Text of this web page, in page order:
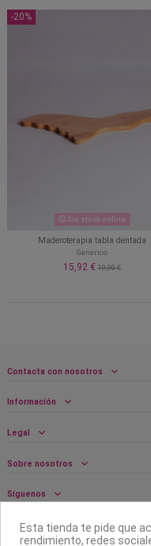
-20%
Sin stock online
Maderoterapia tabla dentada
Generico
15,92 € 19,90 €
Contacta con nosotros
Información
Legal
Sobre nosotros
Síguenos
Boletín
Esta tienda te pide que
rendimiento, redes